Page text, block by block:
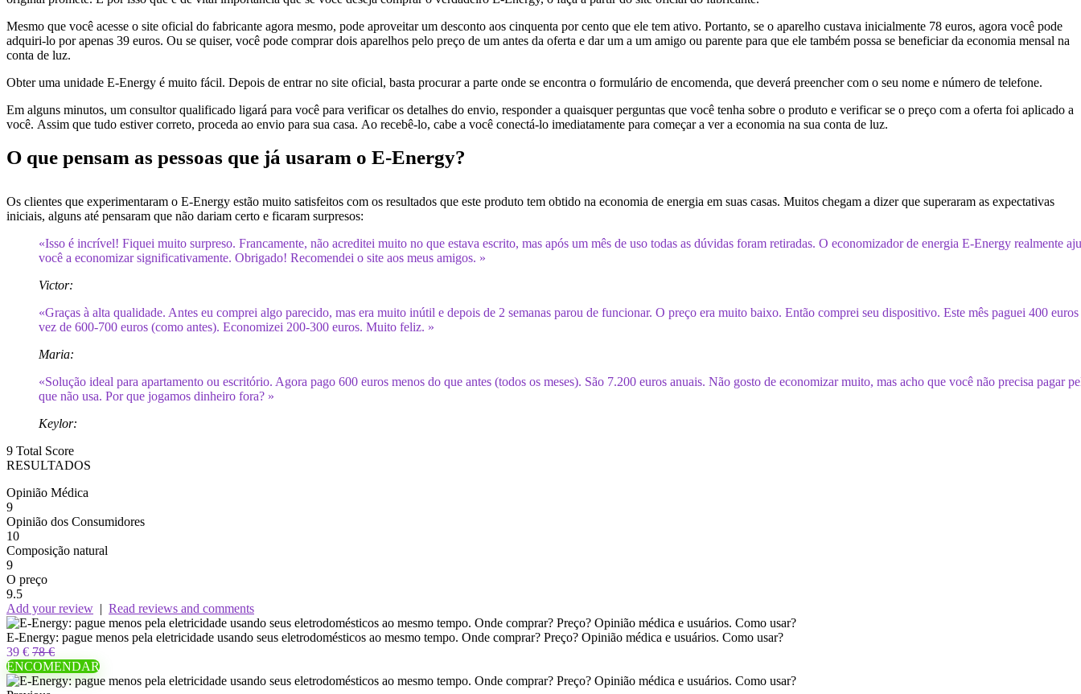
Mesmo que você acesse o site oficial do fabricante agora mesmo, pode aproveitar um desconto aos cinquenta por cento que ele tem ativo. Portanto, se o aparelho custava inicialmente 78 euros, agora você pode
adquiri-lo por apenas 39 euros. Ou se quiser, você pode comprar dois aparelhos pelo preço de um antes da oferta e dar um a um amigo ou parente para que ele também possa se beneficiar da economia mensal na
conta de luz.
Obter uma unidade E-Energy é muito fácil. Depois de entrar no site oficial, basta procurar a parte onde se encontra o formulário de encomenda, que deverá preencher com o seu nome e número de telefone.
Em alguns minutos, um consultor qualificado ligará para você para verificar os detalhes do envio, responder a quaisquer perguntas que você tenha sobre o produto e verificar se o preço com a oferta foi aplicado a
você. Assim que tudo estiver correto, proceda ao envio para sua casa. Ao recebê-lo, cabe a você conectá-lo imediatamente para começar a ver a economia na sua conta de luz.
O que pensam as pessoas que já usaram o E-Energy?
Os clientes que experimentaram o E-Energy estão muito satisfeitos com os resultados que este produto tem obtido na economia de energia em suas casas. Muitos chegam a dizer que superaram as expectativas
iniciais, alguns até pensaram que não dariam certo e ficaram surpresos:
«Isso é incrível! Fiquei muito surpreso. Francamente, não acreditei muito no que estava escrito, mas após um mês de uso todas as dúvidas foram retiradas. O economizador de energia E-Energy realmente
você a economizar significativamente. Obrigado! Recomendei o site aos meus amigos. »
Victor:
«Graças à alta qualidade. Antes eu comprei algo parecido, mas era muito inútil e depois de 2 semanas parou de funcionar. O preço era muito baixo. Então comprei seu dispositivo. Este mês paguei 400 euros
vez de 600-700 euros (como antes). Economizei 200-300 euros. Muito feliz. »
Maria:
«Solução ideal para apartamento ou escritório. Agora pago 600 euros menos do que antes (todos os meses). São 7.200 euros anuais. Não gosto de economizar muito, mas acho que você não precisa pagar
que não usa. Por que jogamos dinheiro fora? »
Keylor:
9 Total Score
RESULTADOS
Opinião Médica
9
Opinião dos Consumidores
10
Composição natural
9
O preço
9.5
Add your review | Read reviews and comments
E-Energy: pague menos pela eletricidade usando seus eletrodomésticos ao mesmo tempo. Onde comprar? Preço? Opinião médica e usuários. Como usar?
39 € 78 €
ENCOMENDAR